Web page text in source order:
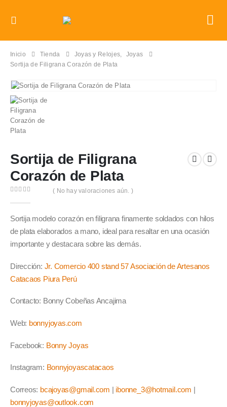
Inicio Tienda Joyas y Relojes,
Joyas
Sortija de Filigrana Corazón de Plata
Sortija de Filigrana
Corazón de Plata
( No hay valoraciones aún. )
Sortija modelo corazón en filigrana finamente soldados con hilos
de plata elaborados a mano, ideal para resaltar en una ocasión
importante y destacara sobre las demás.
Dirección: Jr. Comercio 400 stand 57 Asociación de Artesanos
Catacaos Piura Perú
Contacto: Bonny Cobeñas Ancajima
Web: bonnyjoyas.com
Facebook: Bonny Joyas
Instagram: Bonnyjoyascatacaos
Correos: bcajoyas@gmail.com ibonne_3@hotmail.com
bonnyjoyas@outlook.com